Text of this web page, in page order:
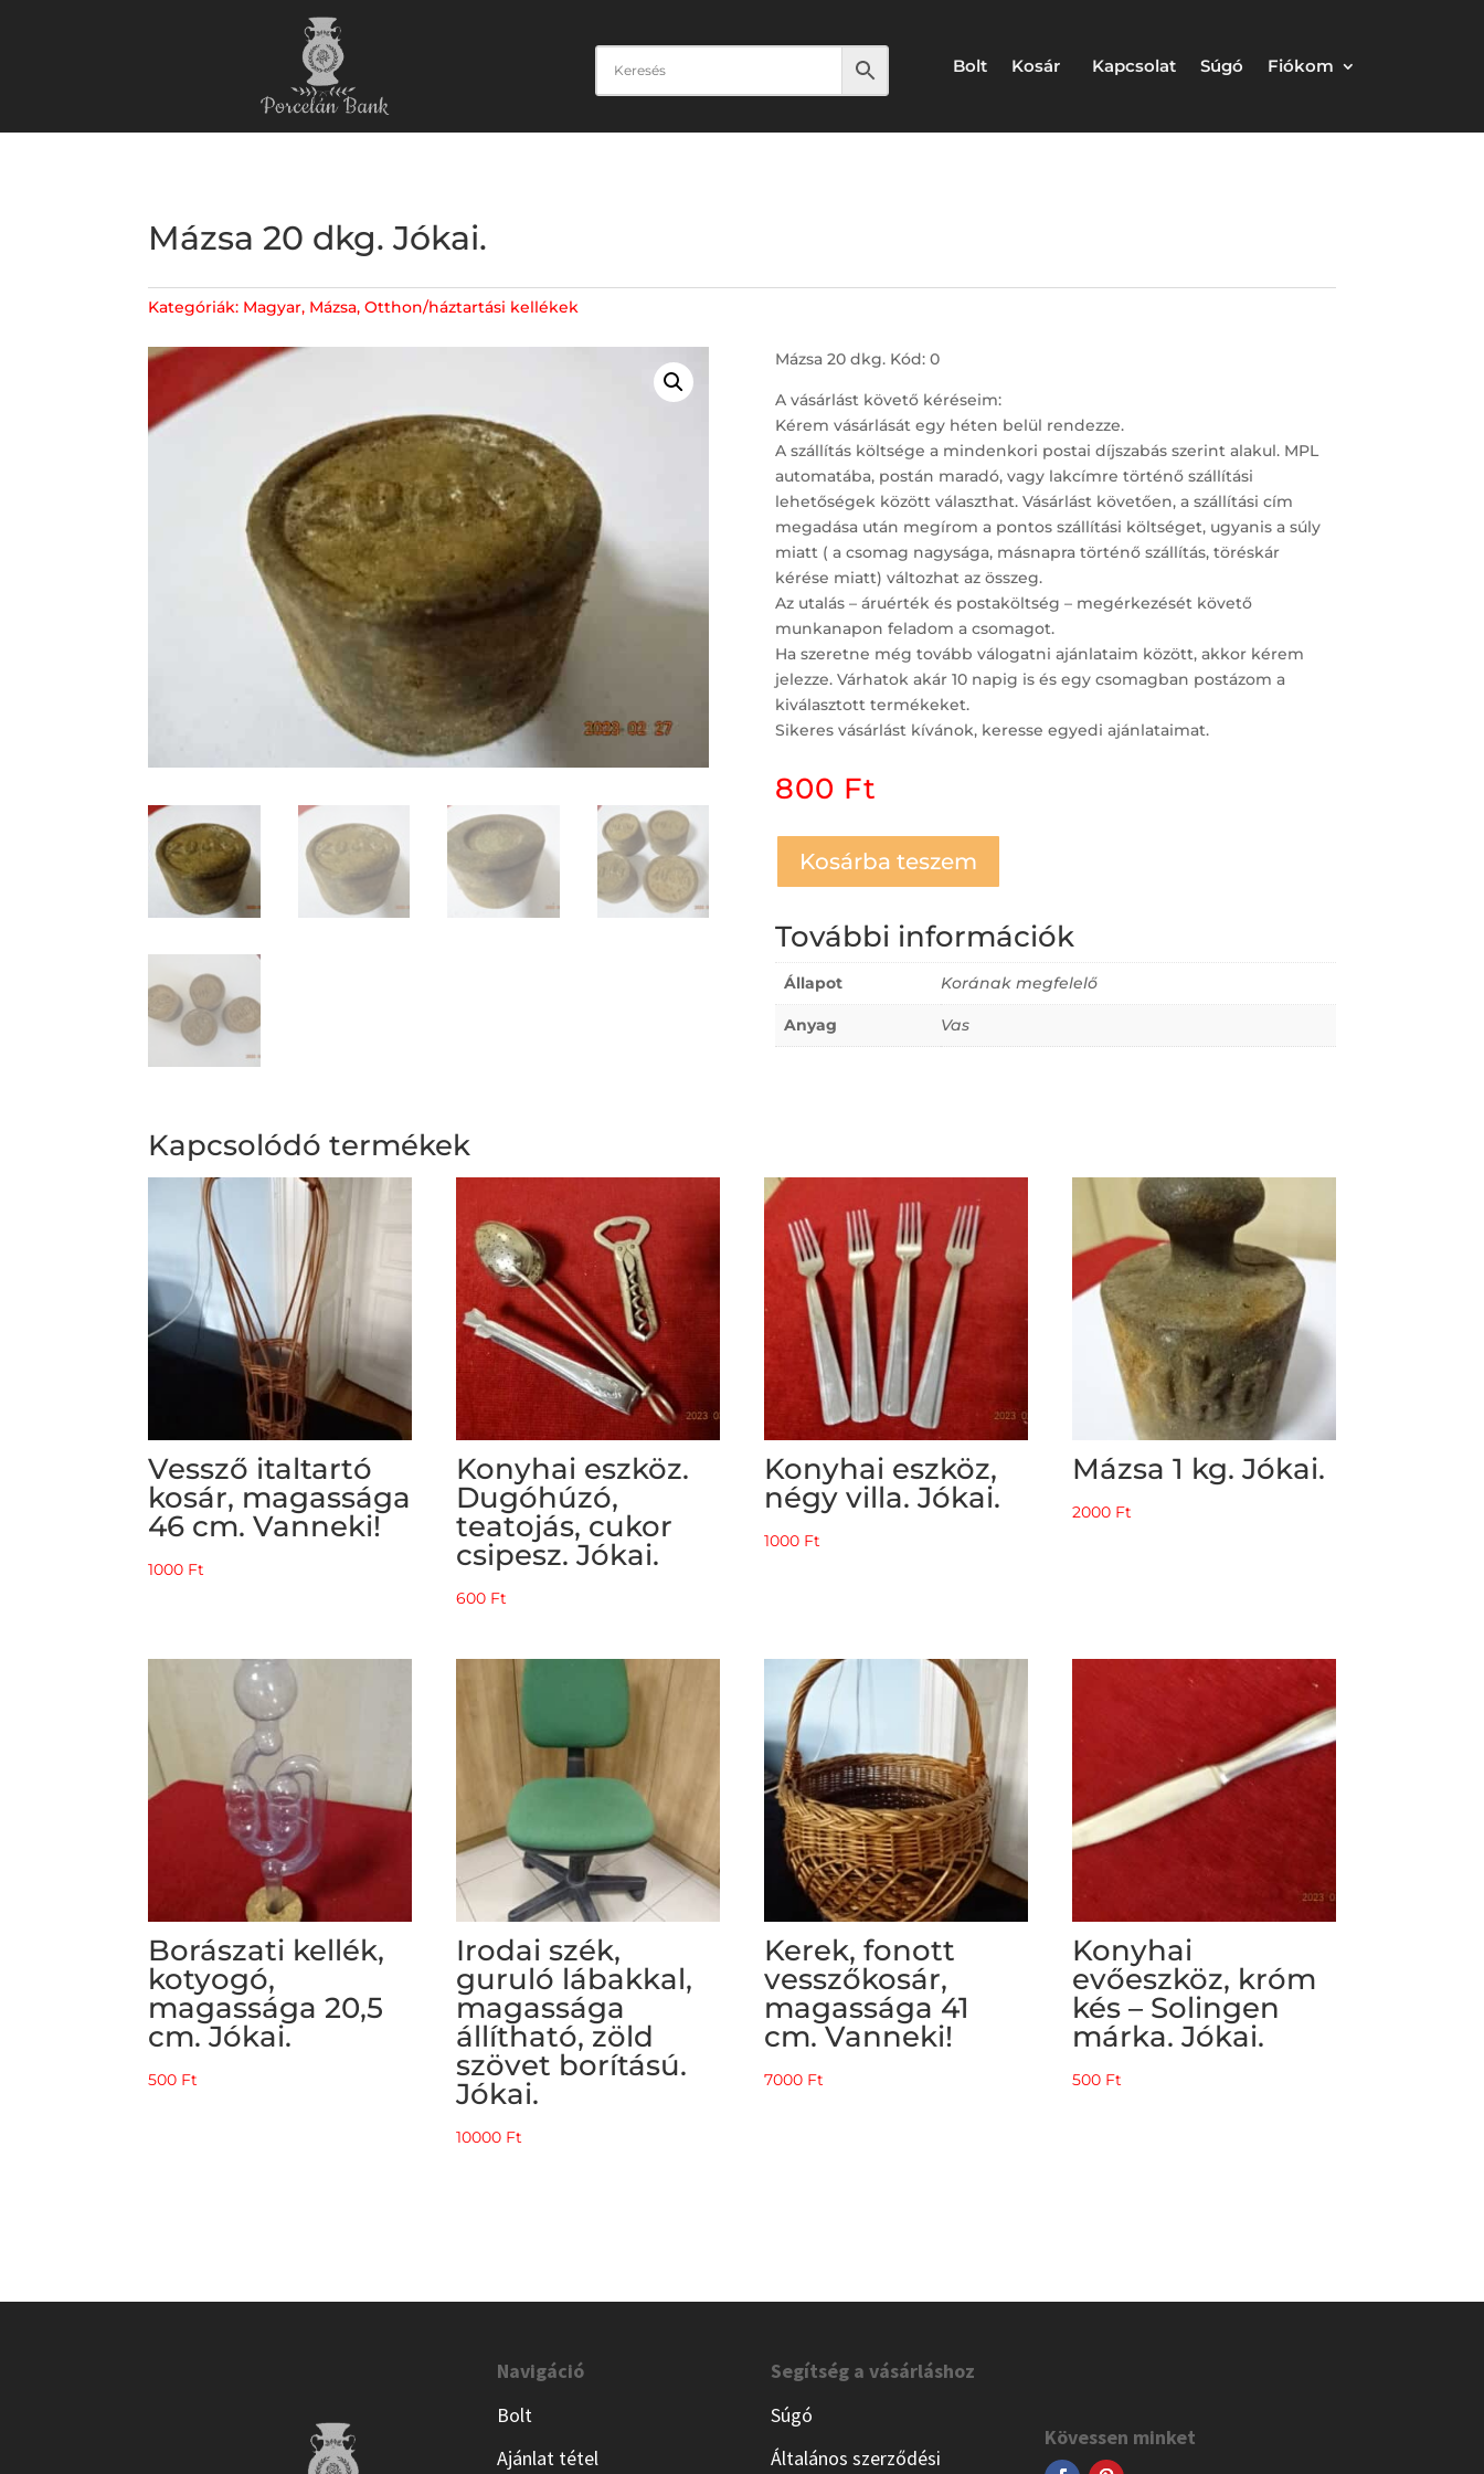
Bolt Kosár Kapcsolat Súgó Fiókom
Mázsa 20 dkg. Jókai.
Kategóriák: Magyar, Mázsa,Otthon/háztartási kellékek
Mázsa 20 dkg. Kód: 0
A vásárlást követő kéréseim:
Kérem vásárlását egy héten belül rendezze.
A szállítás költsége a mindenkori postai díjszabás szerint alakul. MPL
automatába, postán maradó, vagy lakcímre történő szállítási
lehetőségek között választhat. Vásárlást követően, a szállítási cím
megadása után megírom a pontos szállítási költséget, ugyanis a súly
miatt ( a csomag nagysága, másnapra történő szállítás, töréskár
kérése miatt) változhat az összeg.
Az utalás – áruérték és postaköltség – megérkezését követő
munkanapon feladom a csomagot.
Ha szeretne még tovább válogatni ajánlataim között, akkor kérem
jelezze. Várhatok akár 10 napig is és egy csomagban postázom a
kiválasztott termékeket.
Sikeres vásárlást kívánok, keresse egyedi ajánlataimat.
800 Ft
Kosárba teszem
További információk
Állapot Korának megfelelő
Anyag Vas
Kapcsolódó termékek
Vessző italtartó
kosár, magassága
46 cm. Vanneki!
1000 Ft
Konyhai eszköz.
Dugóhúzó,
teatojás, cukor
csipesz. Jókai.
600 Ft
Konyhai eszköz,
négy villa. Jókai.
1000 Ft
Mázsa 1 kg. Jókai.
2000 Ft
Borászati kellék,
kotyogó,
magassága 20,5
cm. Jókai.
500 Ft
Irodai szék,
guruló lábakkal,
magassága
állítható, zöld
szövet borítású.
Jókai.
10000 Ft
Kerek, fonott
vesszőkosár,
magassága 41
cm. Vanneki!
7000 Ft
Konyhai
evőeszköz, króm
kés – Solingen
márka. Jókai.
500 Ft
Navigáció
Bolt
Ajánlat tétel
Segítség a vásárláshoz
Súgó
Általános szerződési
Kövessen minket